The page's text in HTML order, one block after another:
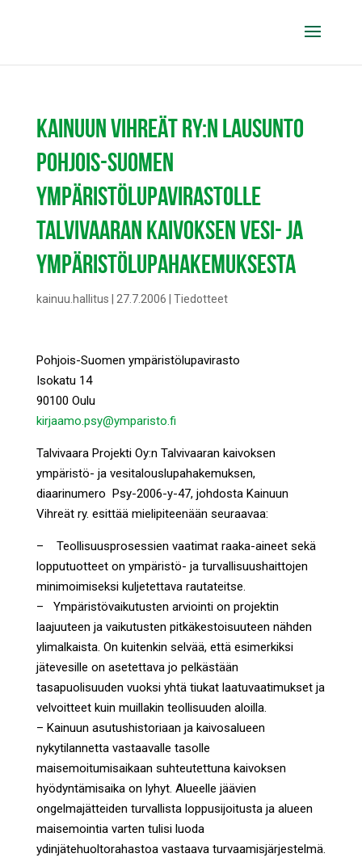
KAINUUN VIHREÄT RY:N LAUSUNTO
POHJOIS-SUOMEN
YMPÄRISTÖLUPAVIRASTOLLE
TALVIVAARAN KAIVOKSEN VESI- JA
YMPÄRISTÖLUPAHAKEMUKSESTA
kainuu.hallitus 27.7.2006 Tiedotteet
Pohjois-Suomen ympäristölupavirasto
Isokatu 14
90100 Oulu
kirjaamo.psy@ymparisto.fi
Talvivaara Projekti Oy:n Talvivaaran kaivoksen
ympäristö- ja vesitalouslupahakemuksen,
diaarinumero Psy-2006-y-47, johdosta Kainuun
Vihreät ry. esittää mielipiteenään seuraavaa:
– Teollisuusprosessien vaatimat raaka-aineet sekä
lopputuotteet on ympäristö- ja turvallisuushaittojen
minimoimiseksi kuljetettava rautateitse.
– Ympäristövaikutusten arviointi on projektin
laajuuteen ja vaikutusten pitkäkestoisuuteen nähden
ylimalkaista. On kuitenkin selvää, että esimerkiksi
jätevesille on asetettava jo pelkästään
tasapuolisuuden vuoksi yhtä tiukat laatuvaatimukset ja
velvoitteet kuin muillakin teollisuuden aloilla.
– Kainuun asutushistoriaan ja kaivosalueen
nykytilannetta vastaavalle tasolle
maisemoitumisaikaan suhteutettuna kaivoksen
hyödyntämisaika on lyhyt. Alueelle jäävien
ongelmajätteiden turvallista loppusijoitusta ja alueen
maisemointia varten tulisi luoda
ydinjätehuoltorahastoa vastaava turvaamisjärjestelmä.